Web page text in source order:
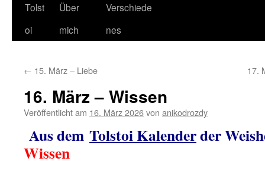
Tolst
oi
Über
mich
Verschiede
nes
← 15. März – Liebe 17.
16. März – Wissen
Veröffentlicht am 16. März 2026von anikodrozdy
Aus dem Tolstoi Kalenderder
Wissen